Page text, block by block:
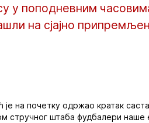
у поподневним
на сјајно
на почетку одржао кратак
стручног штаба фудбалери наше